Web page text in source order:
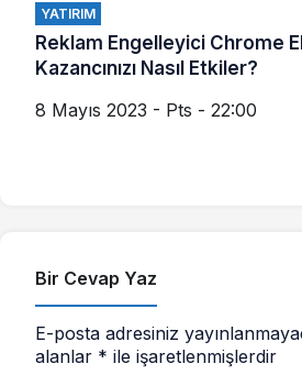
YATIRIM
Reklam Engelleyici Chrome
Kazancınızı Nasıl Etkiler?
8 Mayıs 2023 - Pts - 22:00
Bir Cevap Yaz
E-posta adresiniz
alanlar * ile işaretlenmişlerdir